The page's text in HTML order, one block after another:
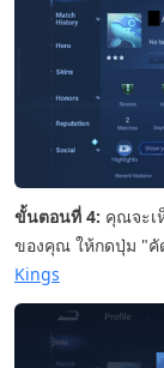
ขั้นตอนที่ 4: คุณจะเ
ของคุณ ให้กดปุ่ม "คั
Kings